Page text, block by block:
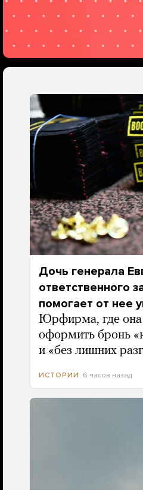
Дочь генерала
ответственного
помогает от нее
Юрфирма, где она
оформить бронь
и «без лишних
ИСТОРИИ 6 часов назад